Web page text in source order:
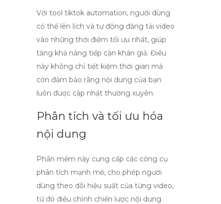
Với tool tiktok automation, người dùng
có thể lên lịch và tự động đăng tải video
vào những thời điểm tối ưu nhất, giúp
tăng khả năng tiếp cận khán giả. Điều
này không chỉ tiết kiệm thời gian mà
còn đảm bảo rằng nội dung của bạn
luôn được cập nhật thường xuyên.
Phân tích và tối ưu hóa
nội dung
Phần mềm này cung cấp các công cụ
phân tích mạnh mẽ, cho phép người
dùng theo dõi hiệu suất của từng video,
từ đó điều chỉnh chiến lược nội dung